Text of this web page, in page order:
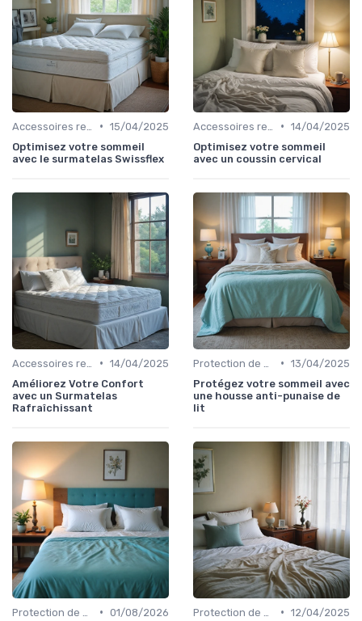
• 15/04/2025
Optimisez votre sommeil
avec le surmatelas Swissflex
• 14/04/2025
Optimisez votre sommeil
avec un coussin cervical
• 14/04/2025
Améliorez Votre Confort
avec un Surmatelas
Rafraîchissant
• 13/04/2025
Protégez votre sommeil avec
une housse anti-punaise de
lit
• 01/08/2026
• 12/04/2025